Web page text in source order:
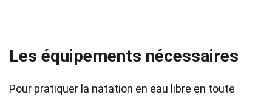
Les équipements nécessaires
Pour pratiquer la natation en eau libre en toute